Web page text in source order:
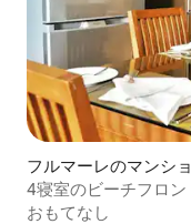
フルマーレのマンシ
4寝室のビーチフロン
おもてなし